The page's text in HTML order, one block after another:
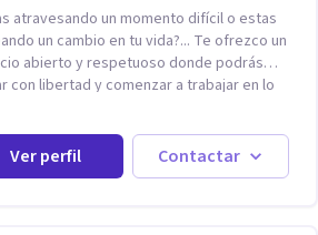
atravesando un momento difícil o estas
un cambio en tu vida?... Te ofrezco un
abierto y respetuoso donde podrás
con libertad y comenzar a trabajar en lo
de Ansiedad y a lo largo de mi
profesional he acompañado a
Familias y Parejas con distintas
Ver perfil Contactar